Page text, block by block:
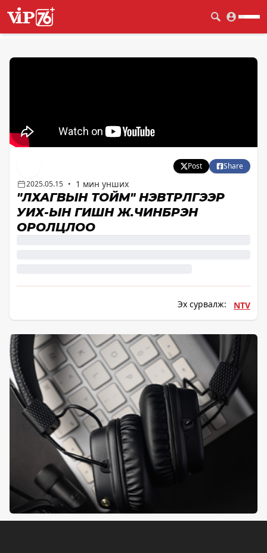
Post
Share
2025.05.15 • 1 мин унших
"ЛХАГВЫН ТОЙМ" НЭВТРҮҮЛГЭЭР
УИХ-ЫН ГИШҮҮН Ж.ЧИНБҮРЭН
ОРОЛЦЛОО
Эх сурвалж: NTV